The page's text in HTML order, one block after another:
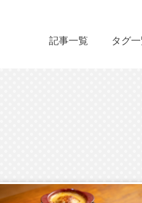
記事一覧 タグ